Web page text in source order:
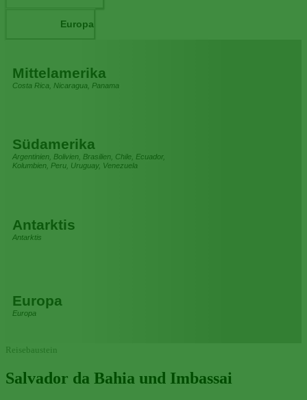
Europa
Mittelamerika
Costa Rica, Nicaragua, Panama
Südamerika
Argentinien, Bolivien, Brasilien, Chile, Ecuador,
Kolumbien, Peru, Uruguay, Venezuela
Antarktis
Antarktis
Europa
Europa
Reisebaustein
Salvador da Bahia und Imbassai